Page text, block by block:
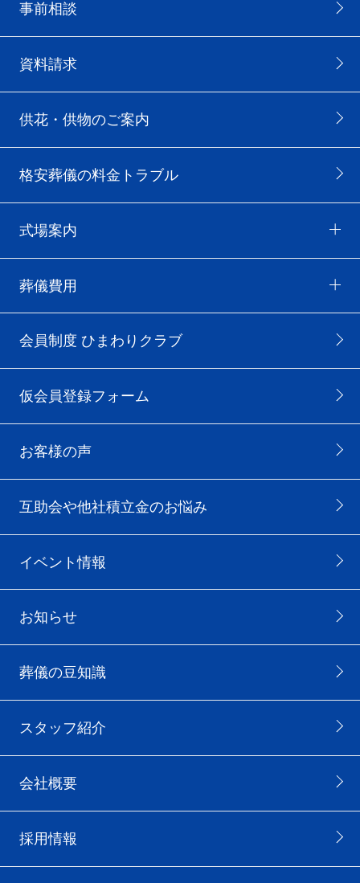
事前相談
資料請求
供花・供物のご案内
格安葬儀の料金トラブル
式場案内
葬儀費用
会員制度 ひまわりクラブ
仮会員登録フォーム
お客様の声
互助会や他社積立金のお悩み
イベント情報
お知らせ
葬儀の豆知識
スタッフ紹介
会社概要
採用情報